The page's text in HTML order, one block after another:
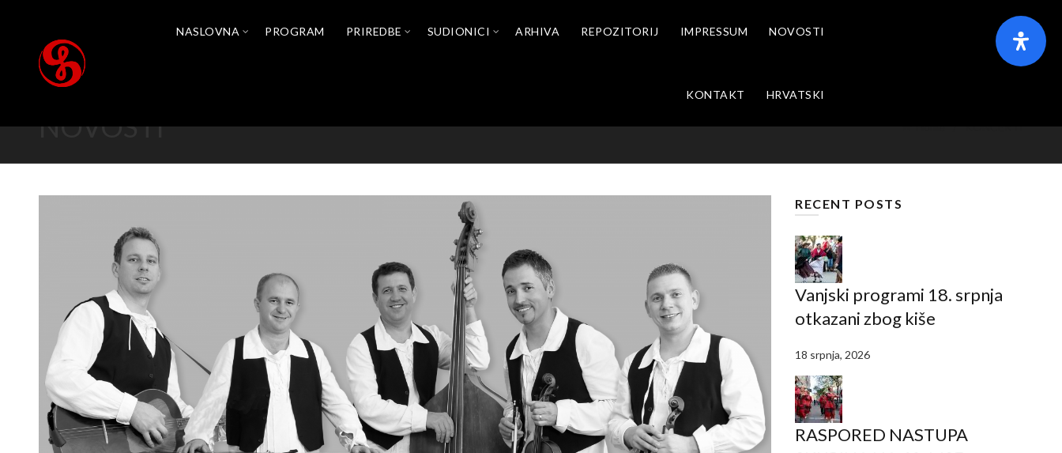
NASLOVNA PROGRAM PRIREDBE SUDIONICI ARHIVA REPOZITORIJ IMPRESSUM NOVOSTI
KONTAKT HRVATSKI
NOVOSTI Home KONCERTI
RECENT POSTS
Vanjski programi 18. srpnja
otkazani zbog kiše
18 srpnja, 2026
RASPORED NASTUPA